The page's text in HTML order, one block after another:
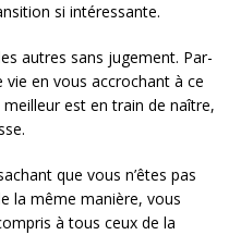
si intéressante.
autres sans jugement. Par-
en vous accrochant à ce
meilleur est en train de naître,
que vous n’êtes pas
la même manière, vous
à tous ceux de la